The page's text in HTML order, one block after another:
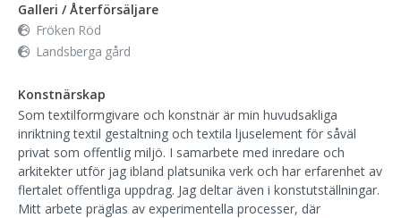
Galleri / Återförsäljare
Fröken Röd
Landsberga gård
Konstnärskap
Som textilformgivare och konstnär är min huvudsakliga
inriktning textil gestaltning och textila ljuselement för såväl
privat som offentlig miljö. I samarbete med inredare och
arkitekter utför jag ibland platsunika verk och har erfarenhet av
flertalet offentliga uppdrag. Jag deltar även i konstutställningar.
Mitt arbete präglas av experimentella processer, där